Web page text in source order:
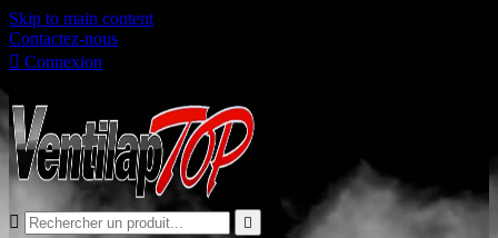
Skip to main content
Contactez-nous
 Connexion
 